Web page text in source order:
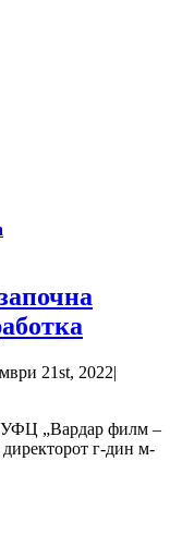
21st, 2022|
„Вардар филм –
г-дин м-